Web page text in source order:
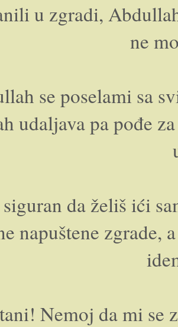
u zgradi,
ne
se poselami sa
udaljava pa pođe
da želiš ići
napuštene zgrade,
Nemoj da mi se